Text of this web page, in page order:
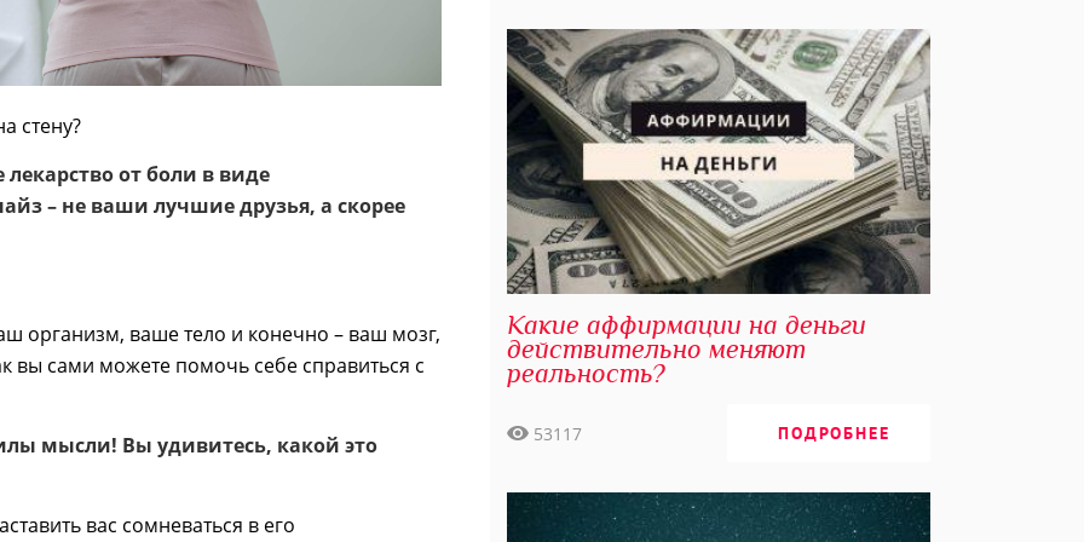
стену?
от боли в виде
– не ваши лучшие друзья, а скорее
организм, ваше тело и конечно – ваш мозг,
вы сами можете помочь себе справиться с
мысли! Вы удивитесь, какой это
вас сомневаться в его
Какие аффирмации на деньги
действительно меняют
реальность?
53117 ПОДРОБНЕЕ